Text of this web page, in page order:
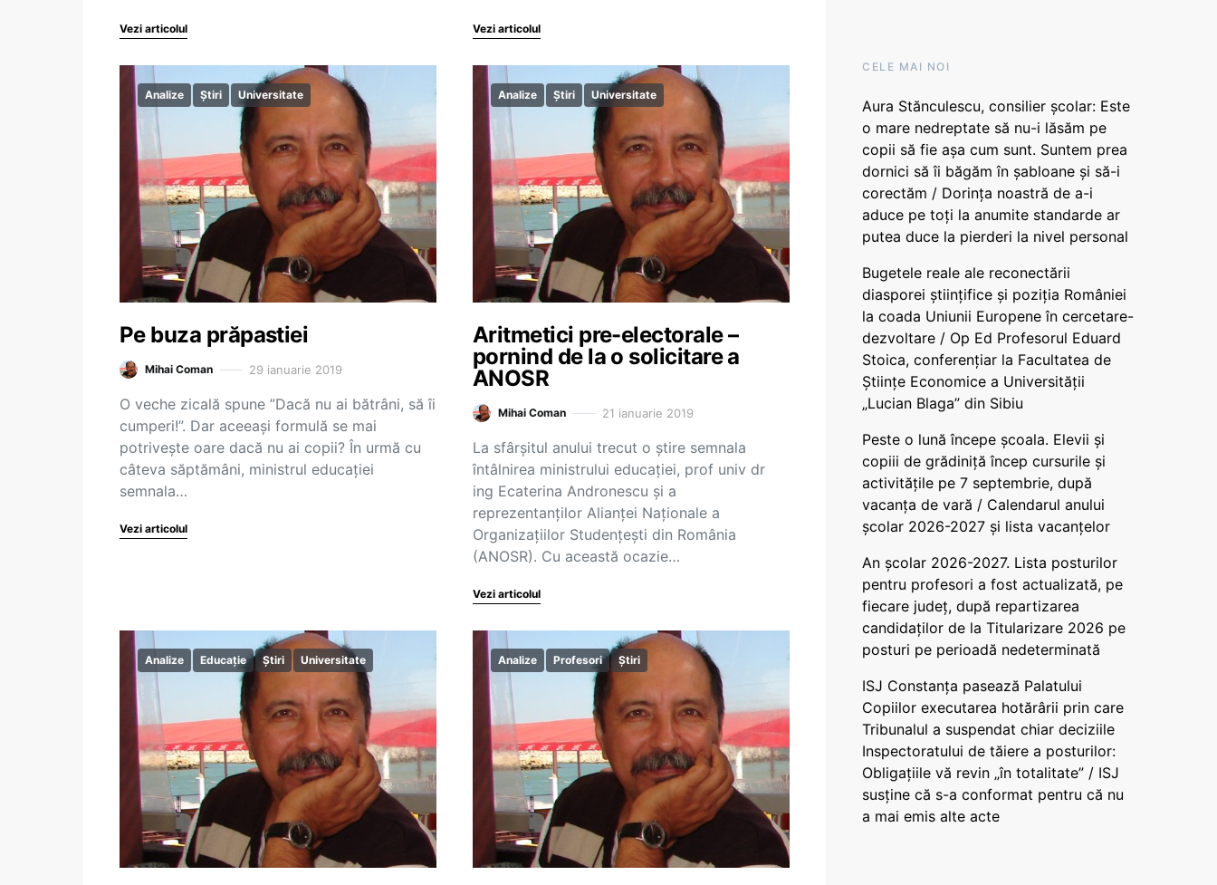
Vezi articolul Vezi articolul
Analize Știri Universitate
Pe buza prăpastiei
Mihai Coman 29 ianuarie 2019
O veche zicală spune ”Dacă nu ai bătrâni, să îi
cumperi!”. Dar aceeași formulă se mai
potrivește oare dacă nu ai copii? În urmă cu
câteva săptămâni, ministrul educației
semnala…
Vezi articolul
Analize Știri Universitate
Aritmetici pre-electorale –
pornind de la o solicitare a
ANOSR
Mihai Coman 21 ianuarie 2019
La sfârșitul anului trecut o știre semnala
întâlnirea ministrului educației, prof univ dr
ing Ecaterina Andronescu și a
reprezentanților Alianței Naționale a
Organizațiilor Studențești din România
(ANOSR). Cu această ocazie…
Vezi articolul
Analize Educație Știri Universitate Analize Profesori Știri
CELE MAI NOI
Aura Stănculescu, consilier școlar: Este
o mare nedreptate să nu-i lăsăm pe
copii să fie așa cum sunt. Suntem prea
dornici să îi băgăm în șabloane și să-i
corectăm / Dorința noastră de a-i
aduce pe toți la anumite standarde ar
putea duce la pierderi la nivel personal
Bugetele reale ale reconectării
diasporei științifice și poziția României
la coada Uniunii Europene în cercetare-
dezvoltare / Op Ed Profesorul Eduard
Stoica, conferențiar la Facultatea de
Științe Economice a Universității
„Lucian Blaga” din Sibiu
Peste o lună începe școala. Elevii și
copiii de grădiniță încep cursurile și
activitățile pe 7 septembrie, după
vacanța de vară / Calendarul anului
școlar 2026-2027 și lista vacanțelor
An școlar 2026-2027. Lista posturilor
pentru profesori a fost actualizată, pe
fiecare județ, după repartizarea
candidaților de la Titularizare 2026 pe
posturi pe perioadă nedeterminată
ISJ Constanța pasează Palatului
Copiilor executarea hotărârii prin care
Tribunalul a suspendat chiar deciziile
Inspectoratului de tăiere a posturilor:
Obligațiile vă revin „în totalitate” / ISJ
susține că s-a conformat pentru că nu
a mai emis alte acte